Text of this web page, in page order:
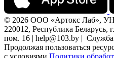
© 2026 ООО «Артокс Лаб»,
220012, Республика Беларусь,
пом. 16 | help@103.by |
Продолжая пользоваться
с условиями Политики